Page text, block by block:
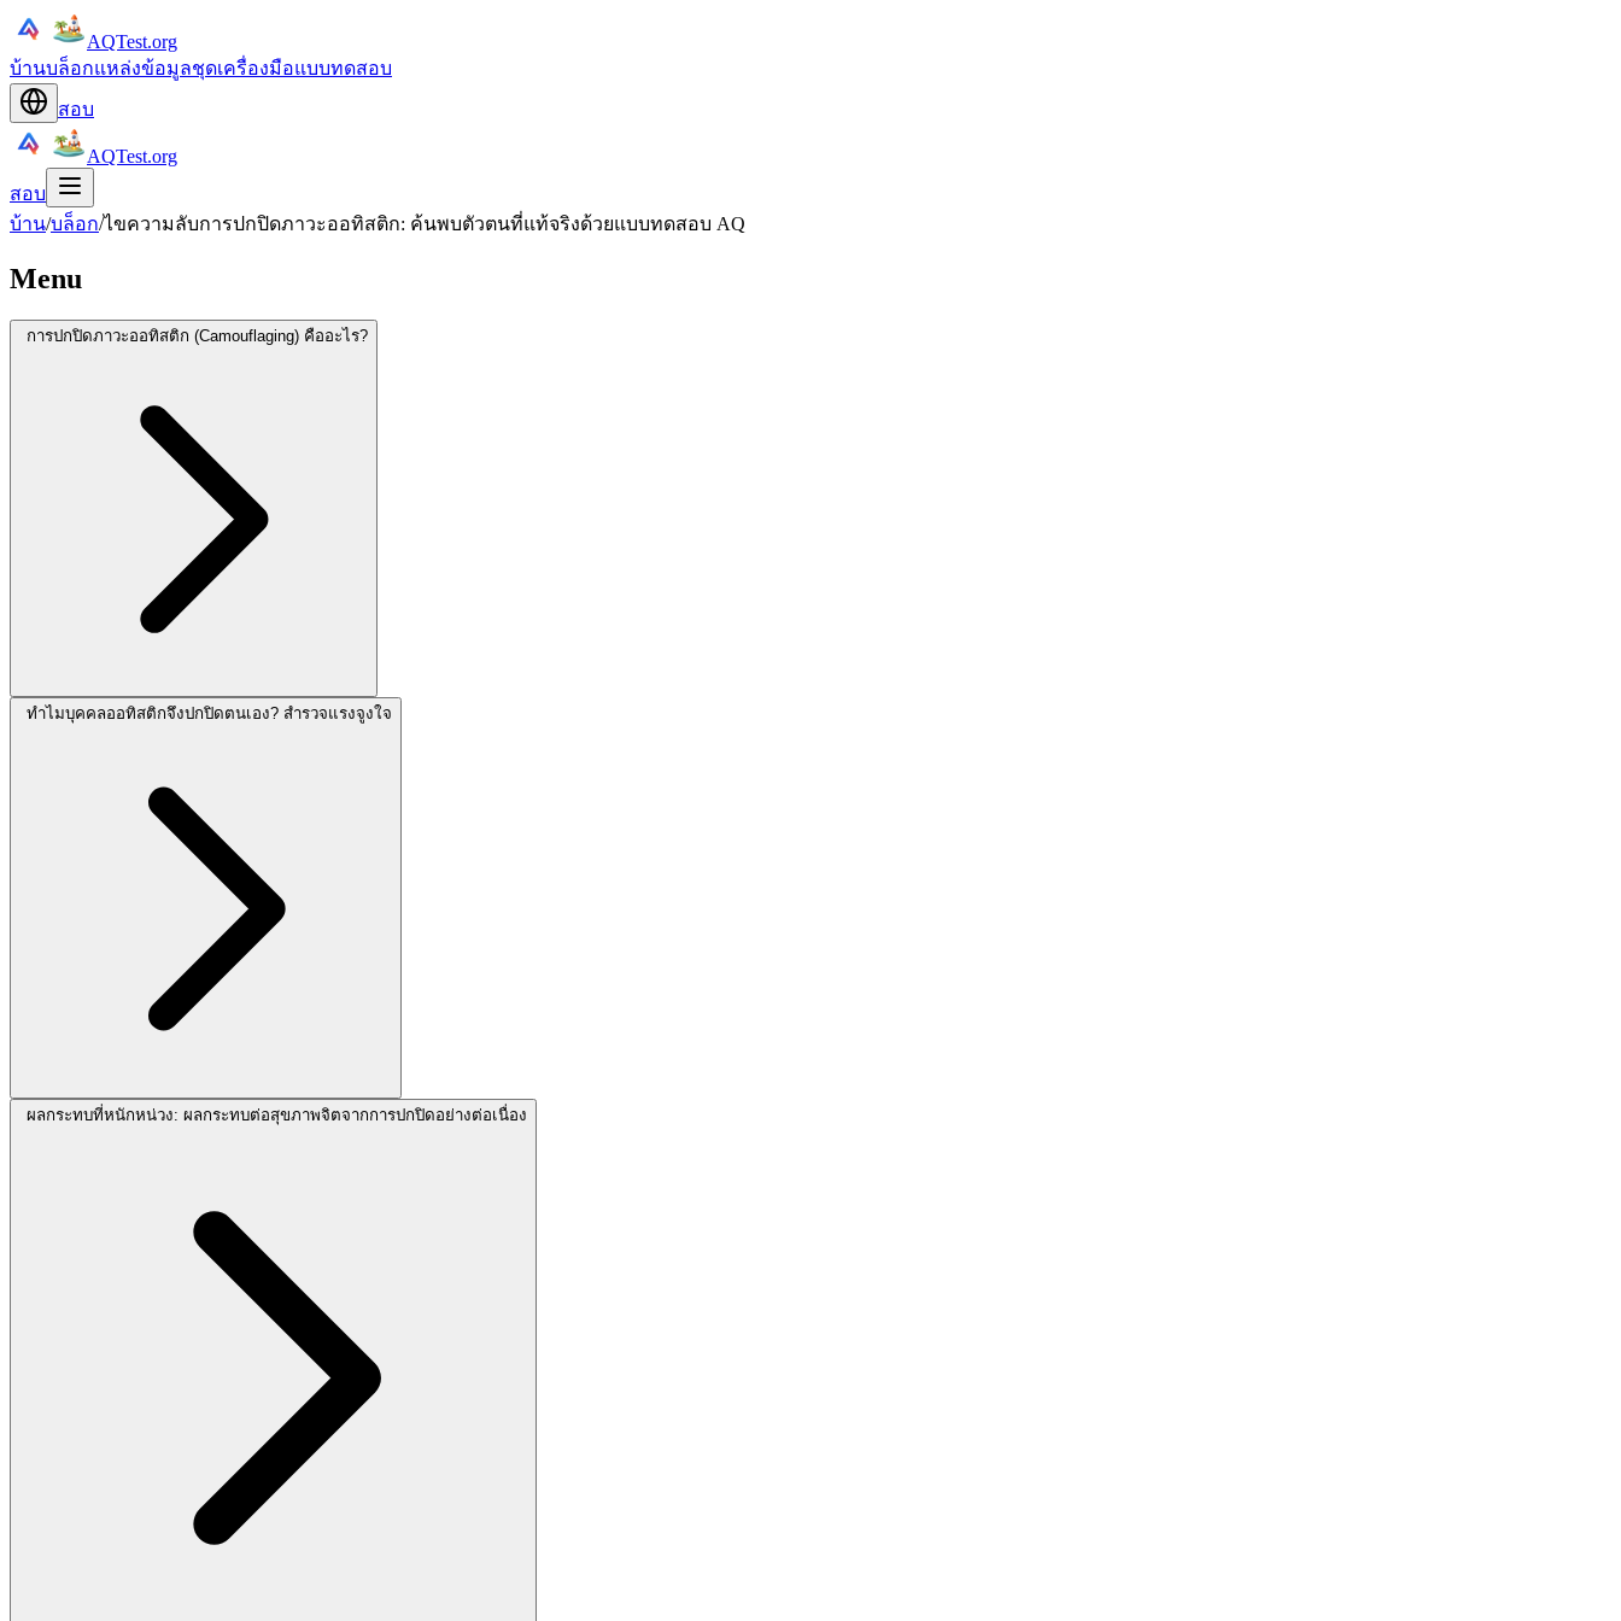
AQTest.org
บ้านบล็อกแหล่งข้อมูลชุดเครื่องมือแบบทดสอบ
สอบ
AQTest.org
สอบ
บ้าน/บล็อก/ไขความลับการปกปิดภาวะออทิสติก: ค้นพบตัวตนที่แท้จริงด้วยแบบทดสอบ AQ
Menu
การปกปิดภาวะออทิสติก (Camouflaging) คืออะไร?
ทำไมบุคคลออทิสติกจึงปกปิดตนเอง? สำรวจแรงจูงใจ
ผลกระทบที่หนักหน่วง: ผลกระทบต่อสุขภาพจิตจากการปกปิดอย่างต่อเนื่อง